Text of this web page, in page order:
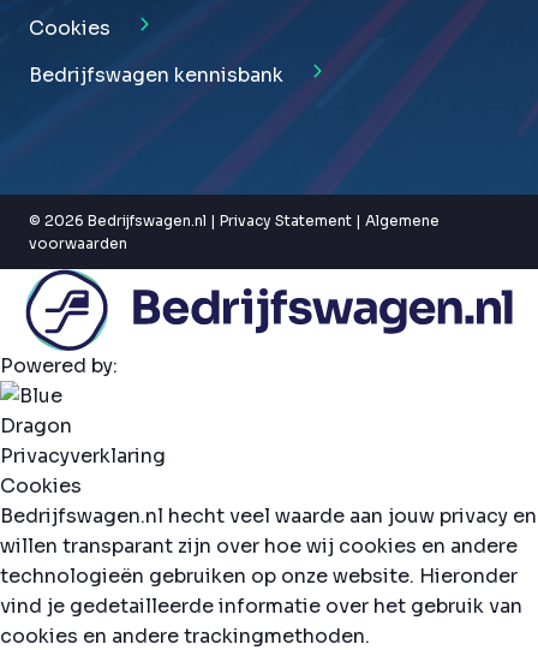
Cookies
Bedrijfswagen kennisbank
© 2026 Bedrijfswagen.nl | Privacy Statement | Algemene
voorwaarden
Powered by:
Privacyverklaring
Cookies
Bedrijfswagen.nl hecht veel waarde aan jouw privacy en
willen transparant zijn over hoe wij cookies en andere
technologieën gebruiken op onze website. Hieronder
vind je gedetailleerde informatie over het gebruik van
cookies en andere trackingmethoden.